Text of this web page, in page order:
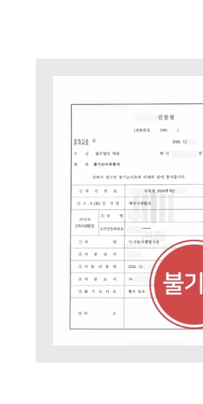
팀소개
팀소개
대륜의 강점
오시는 길
글로벌 파트너 로펌
고객의 소리
통합검색
AI대륜
업무사례
주요 업무사례
사례분석/최신동향
법률정보
법률지식인